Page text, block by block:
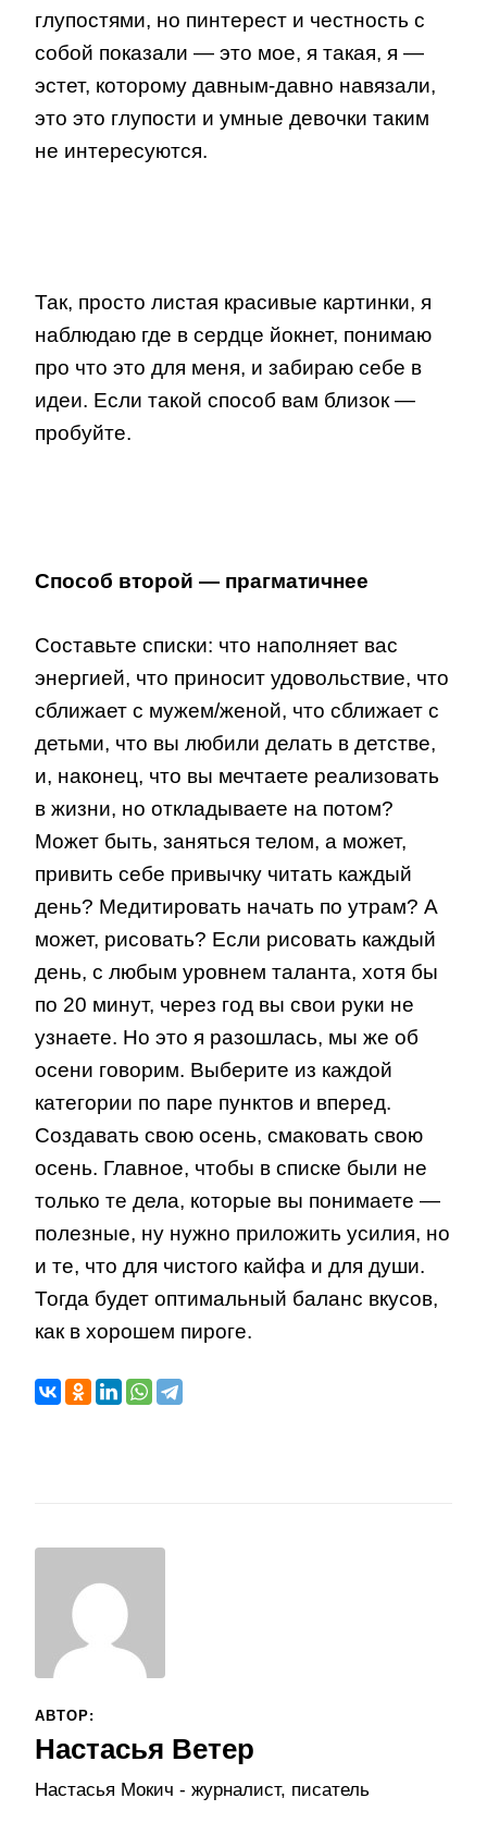
глупостями, но пинтерест и честность с
собой показали — это мое, я такая, я —
эстет, которому давным-давно навязали,
это это глупости и умные девочки таким
не интересуются.
Так, просто листая красивые картинки, я
наблюдаю где в сердце йокнет, понимаю
про что это для меня, и забираю себе в
идеи. Если такой способ вам близок —
пробуйте.
Способ второй — прагматичнее
Составьте списки: что наполняет вас
энергией, что приносит удовольствие, что
сближает с мужем/женой, что сближает с
детьми, что вы любили делать в детстве,
и, наконец, что вы мечтаете реализовать
в жизни, но откладываете на потом?
Может быть, заняться телом, а может,
привить себе привычку читать каждый
день? Медитировать начать по утрам? А
может, рисовать? Если рисовать каждый
день, с любым уровнем таланта, хотя бы
по 20 минут, через год вы свои руки не
узнаете. Но это я разошлась, мы же об
осени говорим. Выберите из каждой
категории по паре пунктов и вперед.
Создавать свою осень, смаковать свою
осень. Главное, чтобы в списке были не
только те дела, которые вы понимаете —
полезные, ну нужно приложить усилия, но
и те, что для чистого кайфа и для души.
Тогда будет оптимальный баланс вкусов,
как в хорошем пироге.
АВТОР:
Настасья Ветер
Настасья Мокич - журналист, писатель